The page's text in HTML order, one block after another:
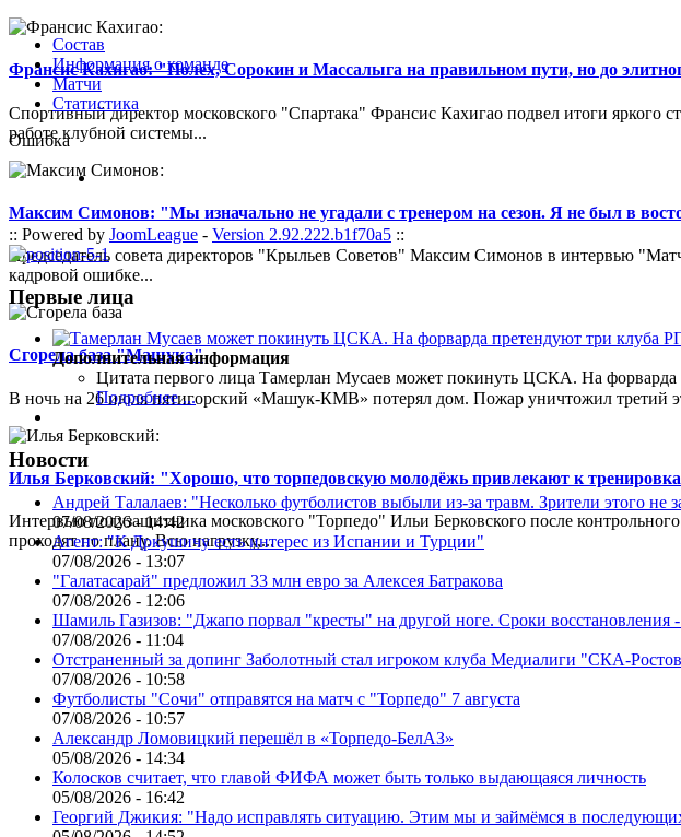
Франсис Кахигао: "Полех, Сорокин и Массалыга на правильном пути, но до
Спортивный директор московского "Спартака" Франсис Кахигао подвел итоги яркого
работе клубной системы...
Максим Симонов: "Мы изначально не угадали с тренером на сезон. Я не был в
Председатель совета директоров "Крыльев Советов" Максим Симонов в интервью
кадровой ошибке...
Сгорела база "Машука"
В ночь на 26 июля пятигорский «Машук-КМВ» потерял дом. Пожар уничтожил третий
Илья Берковский: "Хорошо, что торпедовскую молодёжь привлекают к
Интервью полузащитника московского "Торпедо" Ильи Берковского после
проходят по плану. Всю нагрузку,...
Состав
Информация о команде
Матчи
Статистика
Ошибка
:: Powered by JoomLeague - Version 2.92.222.b1f70a5 ::
Первые лица
Дополнительная информация
Цитата первого лица Тамерлан Мусаев может покинуть ЦСКА. На
Подробнее ...
Новости
Андрей Талалаев: "Несколько футболистов выбыли из-за травм. Зрители этого
07/08/2026 - 14:42
Агент: "К Дркушичу есть интерес из Испании и Турции"
07/08/2026 - 13:07
"Галатасарай" предложил 33 млн евро за Алексея Батракова
07/08/2026 - 12:06
Шамиль Газизов: "Джапо порвал "кресты" на другой ноге. Сроки восстановления
07/08/2026 - 11:04
Отстраненный за допинг Заболотный стал игроком клуба Медиалиги "СКА-
07/08/2026 - 10:58
Футболисты "Сочи" отправятся на матч с "Торпедо" 7 августа
07/08/2026 - 10:57
Александр Ломовицкий перешёл в «Торпедо-БелАЗ»
05/08/2026 - 14:34
Колосков считает, что главой ФИФА может быть только выдающаяся личность
05/08/2026 - 16:42
Георгий Джикия: "Надо исправлять ситуацию. Этим мы и займёмся в